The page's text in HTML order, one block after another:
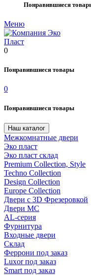
Понравившиеся
Меню
0
Понравившиеся товары
0
Понравившиеся товары
Наш каталог
Межкомнатные двери
Эко пласт
Эко пласт склад
Premium Collection, Style
Techno Collection
Design Collection
Europe Collection
Двери с 3D Фрезеровкой
Двери МС
AL-серия
Фурнитура
Входные двери
Склад
Феррони под заказ
Luxor под заказ
Smart под заказ